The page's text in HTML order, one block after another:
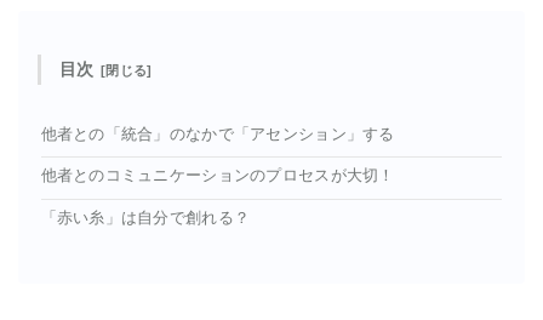
目次
他者との「統合」のなかで「アセンション」する
他者とのコミュニケーションのプロセスが⼤切！
「⾚い⽷」は⾃分で創れる？